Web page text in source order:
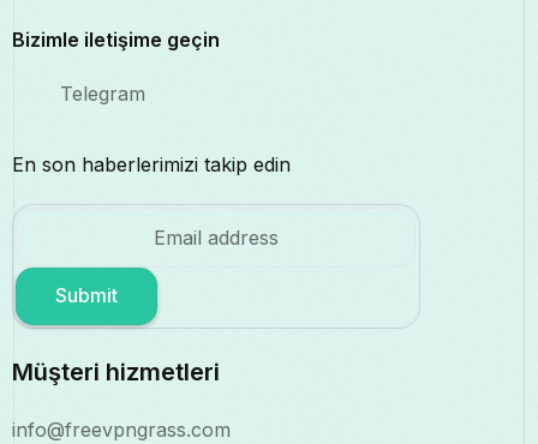
Bizimle iletişime geçin
Telegram
En son haberlerimizi takip edin
Submit
Müşteri hizmetleri
info@freevpngrass.com